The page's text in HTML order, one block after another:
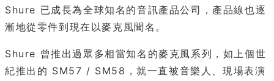
Shure 已成長為全球知名的音訊產品公司，產品線也逐
漸地從零件到現在以麥克風聞名。
Shure 曾推出過眾多相當知名的麥克風系列，如上個世
紀推出的 SM57 / SM58，就一直被音樂人、現場表演